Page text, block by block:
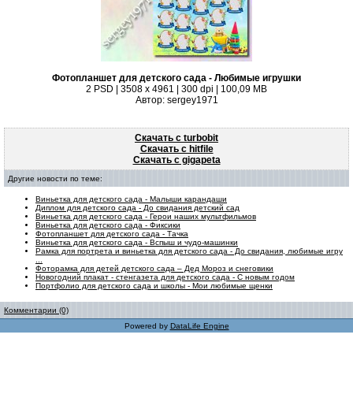
Фотопланшет для детского сада - Любимые игрушки
2 PSD | 3508 x 4961 | 300 dpi | 100,09 MB
Автор: sergey1971
Скачать с turbobit
Скачать с hitfile
Скачать с gigapeta
Другие новости по теме:
Виньетка для детского сада - Малыши карандаши
Диплом для детского сада - До свидания детский сад
Виньетка для детского сада - Герои наших мультфильмов
Виньетка для детского сада - Фиксики
Фотопланшет для детского сада - Тачка
Виньетка для детского сада - Вспыш и чудо-машинки
Рамка для портрета и виньетка для детского сада - До свидания, любимые игру
Фоторамка для детей детского сада – Дед Мороз и снеговики
Новогодний плакат - стенгазета для детского сада - С новым годом
Портфолио для детского сада и школы - Мои любимые щенки
Комментарии (0)
Powered by DataLife Engine